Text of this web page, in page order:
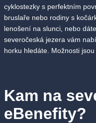
cyklostezky s perfektním
bruslaře nebo rodiny s
lenošení na slunci, nebo
severočeská jezera vám
horku hledáte. Možnosti
Kam na
eBenefity?